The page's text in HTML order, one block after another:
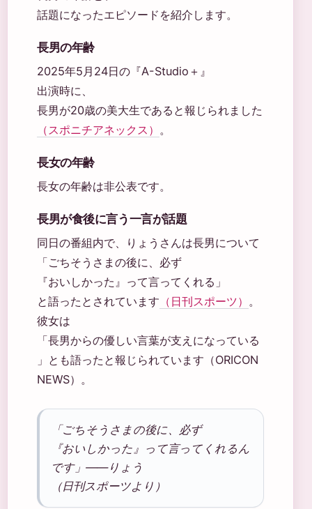
話題になったエピソードを紹介します。
長男の年齢
2025年5月24日の『A-Studio＋』
出演時に、
長男が20歳の美大生であると報じられました
（スポニチアネックス） 。
長女の年齢
長女の年齢は非公表です。
長男が食後に言う一言が話題
同日の番組内で、りょうさんは長男について
「ごちそうさまの後に、必ず
『おいしかった』って言ってくれる」
と語ったとされています （日刊スポーツ） 。
彼女は
「長男からの優しい言葉が支えになっている
」とも語ったと報じられています（ORICON
NEWS）。
「ごちそうさまの後に、必ず
『おいしかった』って言ってくれるん
です」——りょう
（日刊スポーツより）